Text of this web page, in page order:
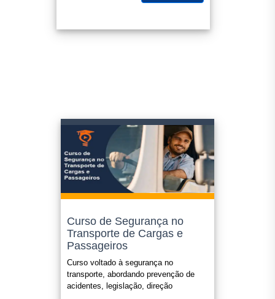
Curso de Segurança no
Transporte de Cargas e
Passageiros
Curso voltado à segurança no
transporte, abordando prevenção de
acidentes, legislação, direção